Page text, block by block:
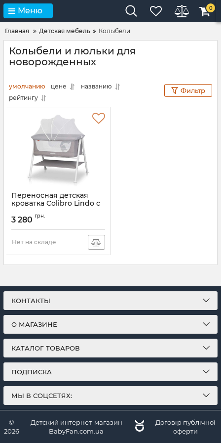
Меню 0
Главная Детская мебель Колыбели
Колыбели и люльки для
новорожденных
умолчанию цене
названию
рейтингу
Фильтр
Переносная детская
кроватка Colibro Lindo с
сеткой
Артикул:9800-CL-10
3 280 грн.
Нет на складе
КОНТАКТЫ
О МАГАЗИНЕ
КАТАЛОГ ТОВАРОВ
ПОДПИСКА
МЫ В СОЦСЕТЯХ:
©
2026
Детский интернет-магазин
BabyFan.com.ua
Договір публічної
оферти